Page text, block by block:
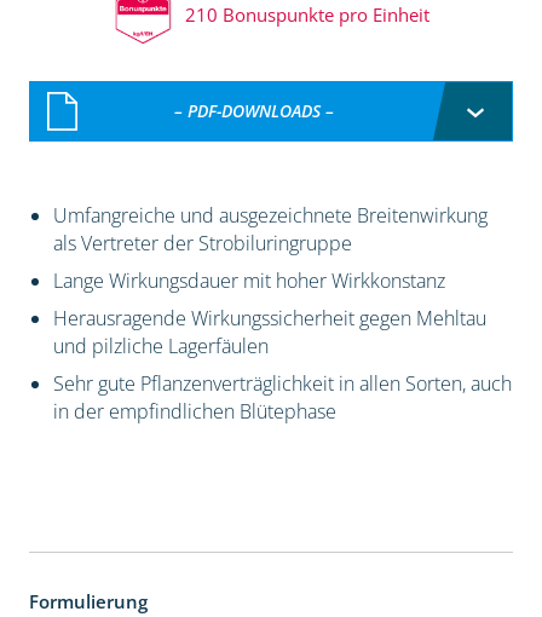
210 Bonuspunkte pro Einheit
– PDF-DOWNLOADS –
Umfangreiche und ausgezeichnete Breitenwirkung
als Vertreter der Strobiluringruppe
Lange Wirkungsdauer mit hoher Wirkkonstanz
Herausragende Wirkungssicherheit gegen Mehltau
und pilzliche Lagerfäulen
Sehr gute Pflanzenverträglichkeit in allen Sorten, auch
in der empfindlichen Blütephase
Formulierung